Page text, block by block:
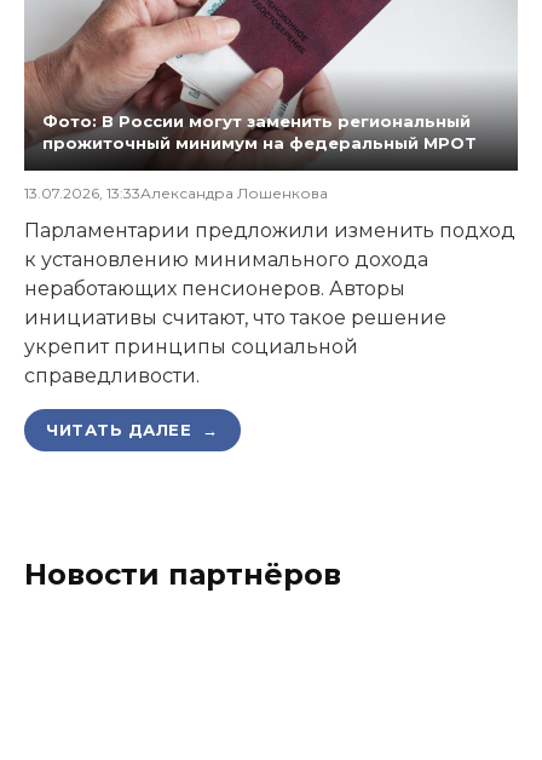
Фото: В России могут заменить региональный
прожиточный минимум на федеральный МРОТ
13.07.2026, 13:33Александра Лошенкова
Парламентарии предложили изменить подход
к установлению минимального дохода
неработающих пенсионеров. Авторы
инициативы считают, что такое решение
укрепит принципы социальной
справедливости.
ЧИТАТЬ ДАЛЕЕ →
Новости партнёров